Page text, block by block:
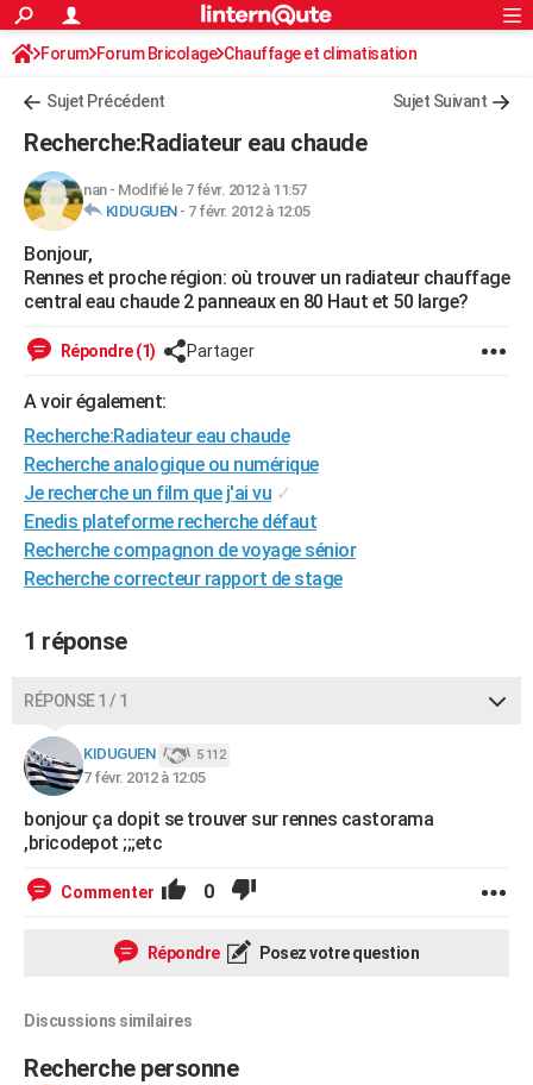
ACTUALITÉS
Politique
Société
Faits Divers
Education
Monde
Villes
+
FINANCE
Retraite
Impôts
Epargne
Immobilier
Risques naturels par ville
Banque
Assurance
Crédit
AUTO
Essais
Réserver un essai
Citadines
Berlines
SUV
Forum auto
+HIGH-TECH
Mobiles
Meilleur smartphone
Internet
Ordinateurs
Jeux vidéo
Guide high-tech
+
Forum
Aménagement intérieur
Extérieur
Cuisine
Salle de bains
Jardinage
Rangement
WEEK-END
Guides de France
Escapades
Patrimoine
Expositions
Musées
Week-end nature
+LIFESTYLE
Art de vivre
Bien-être
Loisirs
Mode
Modes de vie
SANTE
Alimentation
Guide de la santé
Maladies
Médicaments
Sommeil
VOYAGE
Destinations
City break
Voyage nature
Voyage de noces
Forum
Climat
+PHOTO
BONS PLANS
CARTE DE VOEUX
Carte de Noël
Carte Bonne année
Carte Saint-Valentin
Carte Pâques
Carte d'anniversaire
DICTIONNAIRE
Dictionnaire
Biographies
Citations
Expressions
Proverbes
COPAINS D'AVANT
S'inscrire
Se connecter
Lycées
Collèges
Primaires
Universités
Entreprises
Service militaire
Avis de recherche
AVIS DE DÉCÈS
Rechercher
S'inscrire
Connexion
Forum Forum Bricolage Chauffage et climatisation
Sujet Précédent Sujet Suivant
Recherche:Radiateur eau chaude
nan- Modifié le 7 févr. 2012 à 11:57
KIDUGUEN- 7 févr. 2012 à 12:05
Bonjour,
Rennes et proche région: où trouver un radiateur chauffage
central eau chaude 2 panneaux en 80 Haut et 50 large?
Répondre (1) Partager
A voir également:
Recherche:Radiateur eau chaude
Recherche analogique ou numérique
Je recherche un film que j'ai vu ✓
Enedis plateforme recherche défaut
Recherche compagnon de voyage sénior
Recherche correcteur rapport de stage
1 réponse
RÉPONSE 1 / 1
KIDUGUEN 5 112
7 févr. 2012 à 12:05
bonjour ça dopit se trouver sur rennes castorama
,bricodepot ;;;etc
Commenter 0
Répondre Posez votre question
Discussions similaires
Recherche personne